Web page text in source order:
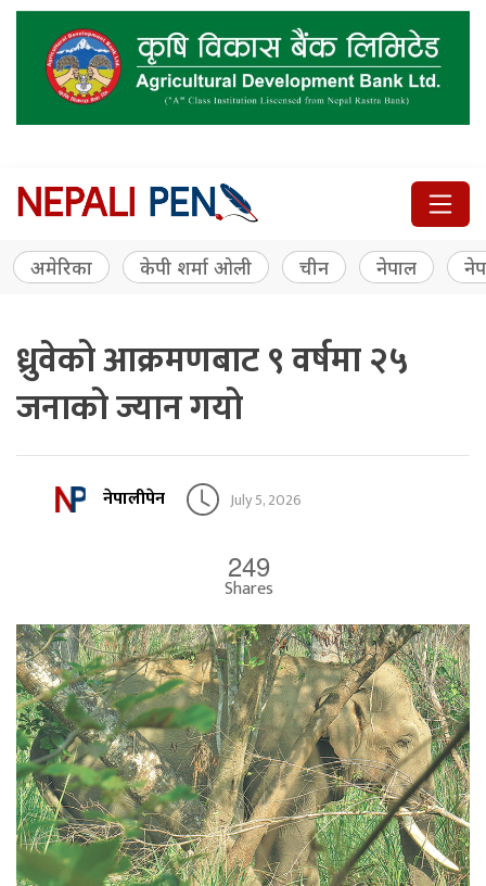
अमेरिका केपी शर्मा ओली चीन नेपाल
ध्रुवेको आक्रमणबाट ९ वर्षमा २५
जनाको ज्यान गयो
नेपालीपेन July 5, 2026
249
Shares